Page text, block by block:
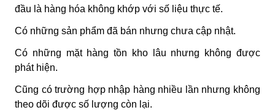
đầu là hàng hóa không khớp với số liệu thực tế.
Có những sản phẩm đã bán nhưng chưa cập nhật.
Có những mặt hàng tồn kho lâu nhưng không được
phát hiện.
Cũng có trường hợp nhập hàng nhiều lần nhưng không
theo dõi được số lượng còn lại.